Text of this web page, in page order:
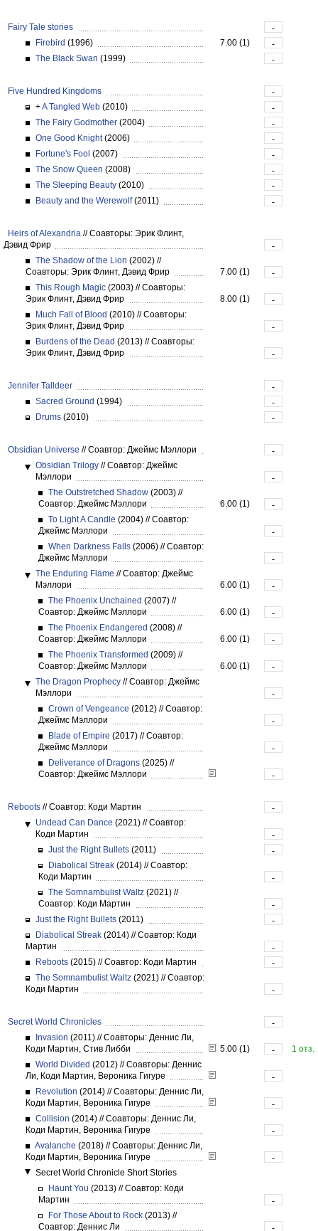
Fairy Tale stories
-
Firebird (1996) 7.00 (1)
-
The Black Swan (1999) -
Five Hundred Kingdoms
-
+A Tangled Web (2010)
-
The Fairy Godmother (2004)
-
One Good Knight(2006)
-
Fortune's Fool (2007)
-
The Snow Queen (2008)
-
The Sleeping Beauty (2010)
-
Beauty and the Werewolf(2011) -
Heirs of Alexandria //Соавторы: Эрик Флинт,
Дэвид Фрир
-
The Shadow of the Lion (2002) //
Соавторы: Эрик Флинт, Дэвид Фрир
7.00 (1)
-
This Rough Magic (2003) //Соавторы:
Эрик Флинт, Дэвид Фрир
8.00 (1)
-
Much Fall of Blood (2010) //Соавторы:
Эрик Флинт, Дэвид Фрир
-
Burdens of the Dead (2013) //Соавторы:
Эрик Флинт, Дэвид Фрир
-
Jennifer Talldeer
-
Sacred Ground (1994)
-
Drums (2010) -
Obsidian Universe //Соавтор: Джеймс Мэллори
-
Obsidian Trilogy //Соавтор: Джеймс
Мэллори
-
The Outstretched Shadow (2003) //
Соавтор: Джеймс Мэллори
6.00 (1)
-
To Light A Candle (2004) //Соавтор:
Джеймс Мэллори
-
When Darkness Falls (2006) //Соавтор:
Джеймс Мэллори
-
The Enduring Flame //Соавтор: Джеймс
Мэллори
6.00 (1)
-
The Phoenix Unchained (2007) //
Соавтор: Джеймс Мэллори
6.00 (1)
-
The Phoenix Endangered (2008) //
Соавтор: Джеймс Мэллори
6.00 (1)
-
The Phoenix Transformed (2009) //
Соавтор: Джеймс Мэллори
6.00 (1)
-
The Dragon Prophecy //Соавтор: Джеймс
Мэллори
-
Crown of Vengeance (2012) //Соавтор:
Джеймс Мэллори
-
Blade of Empire (2017) //Соавтор:
Джеймс Мэллори
-
Deliverance of Dragons (2025) //
Соавтор: Джеймс Мэллори
-
Reboots //Соавтор: Коди Мартин
-
Undead Can Dance (2021) //Соавтор:
Коди Мартин
-
Just the Right Bullets (2011)
-
Diabolical Streak (2014) //Соавтор:
Коди Мартин
-
The Somnambulist Waltz (2021) //
Соавтор: Коди Мартин
-
Just the Right Bullets (2011)
-
Diabolical Streak (2014) //Соавтор: Коди
Мартин
-
Reboots (2015) //Соавтор: Коди Мартин
-
The Somnambulist Waltz (2021) //Соавтор:
Коди Мартин
-
Secret World Chronicles
-
Invasion (2011) //Соавторы: Деннис Ли,
Коди Мартин, Стив Либби
5.00 (1) -
1 отз.
World Divided (2012) //Соавторы: Деннис
Ли, Коди Мартин, Вероника Гигуре
-
Revolution (2014) //Соавторы: Деннис Ли,
Коди Мартин, Вероника Гигуре
-
Collision (2014) //Соавторы: Деннис Ли,
Коди Мартин, Вероника Гигуре
-
Avalanche (2018) //Соавторы: Деннис Ли,
Коди Мартин, Вероника Гигуре
-
Secret World Chronicle Short Stories
Haunt You (2013) //Соавтор: Коди
Мартин
-
For Those About to Rock (2013) //
Соавтор: Деннис Ли
-